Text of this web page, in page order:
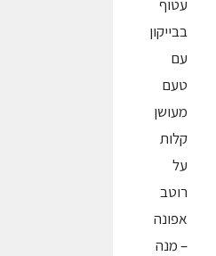
עטוף
בבייקון
עם
טעם
מעושן
קלות
על
רוטב
אפונה
– מנה